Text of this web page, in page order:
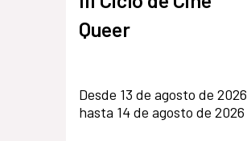
Queer
Desde 13 de agosto de 2026
hasta 14 de agosto de 2026